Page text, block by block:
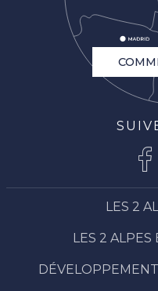
LES 2
LES 2 ALPES